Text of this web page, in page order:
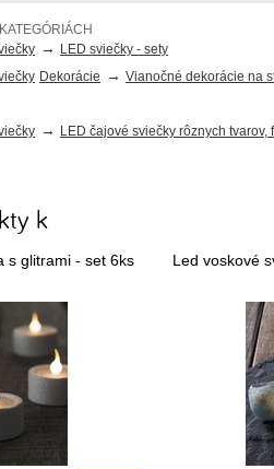
→ LED sviečky - sety
Dekorácie → Vianočné dekorácie na
→ LED čajové sviečky rôznych tvarov,
k
s glitrami - set 6ks Led voskové